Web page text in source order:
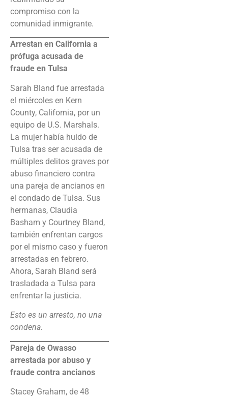
compromiso con la
comunidad inmigrante.
Arrestan en California a
prófuga acusada de
fraude en Tulsa
Sarah Bland fue arrestada
el miércoles en Kern
County, California, por un
equipo de U.S. Marshals.
La mujer había huido de
Tulsa tras ser acusada de
múltiples delitos graves por
abuso financiero contra
una pareja de ancianos en
el condado de Tulsa. Sus
hermanas, Claudia
Basham y Courtney Bland,
también enfrentan cargos
por el mismo caso y fueron
arrestadas en febrero.
Ahora, Sarah Bland será
trasladada a Tulsa para
enfrentar la justicia.
Esto es un arresto, no una
condena.
Pareja de Owasso
arrestada por abuso y
fraude contra ancianos
Stacey Graham, de 48